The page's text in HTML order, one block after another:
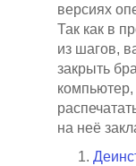
версиях
Так как в
из шагов,
закрыть
на неё